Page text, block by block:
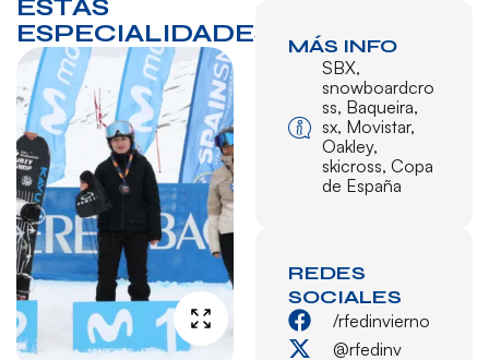
ESTAS
ESPECIALIDADES
MÁS INFO
SBX,
snowboardcro
ss, Baqueira,
sx, Movistar,
Oakley,
skicross, Copa
de España
REDES
SOCIALES
/rfedinvierno
@rfedinv